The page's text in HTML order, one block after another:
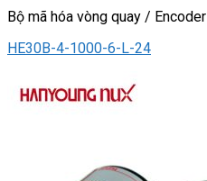
Bộ mã hóa vòng quay / Encoder
HE30B-4-1000-6-L-24